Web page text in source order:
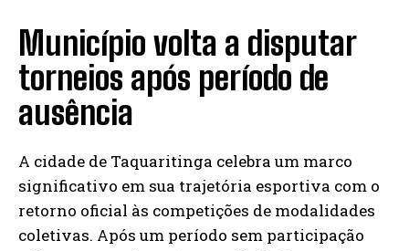
Município volta a disputar
torneios após período de
ausência
A cidade de Taquaritinga celebra um marco
significativo em sua trajetória esportiva com o
retorno oficial às competições de modalidades
coletivas. Após um período sem participação